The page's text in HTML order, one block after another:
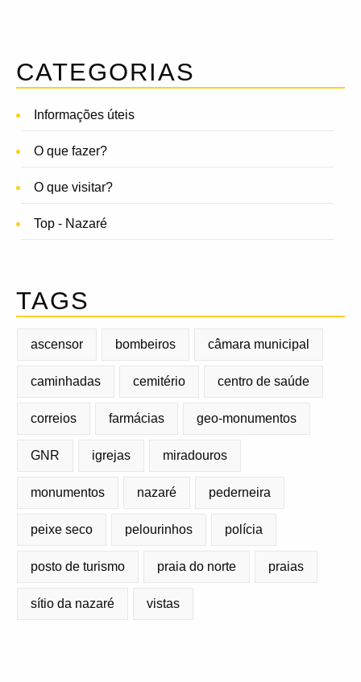
CATEGORIAS
Informações úteis
O que fazer?
O que visitar?
Top - Nazaré
TAGS
ascensor bombeiros câmara municipal
caminhadas cemitério centro de saúde
correios farmácias geo-monumentos
GNR igrejas miradouros
monumentos nazaré pederneira
peixe seco pelourinhos polícia
posto de turismo praia do norte praias
sítio da nazaré vistas